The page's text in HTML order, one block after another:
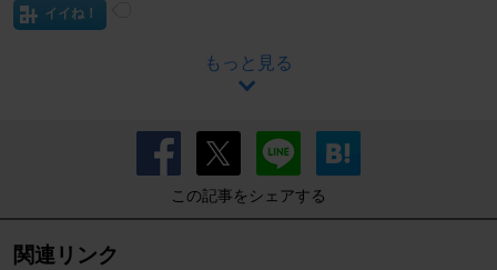
イイね！
もっと見る
この記事をシェアする
関連リンク